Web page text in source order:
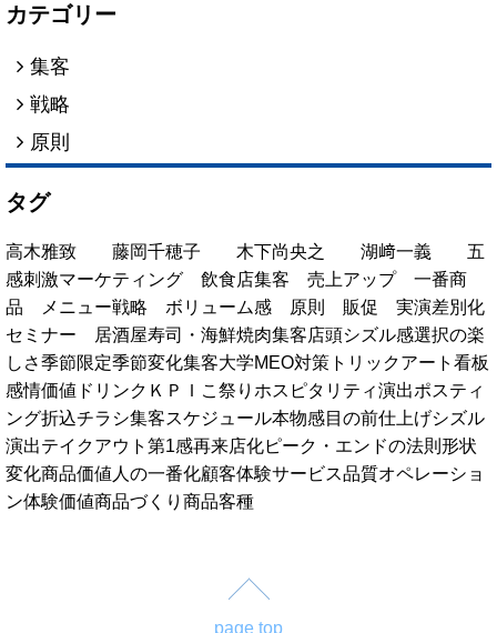
カテゴリー
集客
戦略
原則
タグ
高木雅致 藤岡千穂子 木下尚央之 湖﨑一義 五
感刺激マーケティング 飲食店集客 売上アップ 一番商
品
メニュー戦略 ボリューム感 原則 販促 実演差別化
セミナー
居酒屋寿司・海鮮焼肉集客店頭シズル感選択の楽
しさ季節限定季節変化集客大学MEO対策 トリックアート看板
感情価値 ドリンク ＫＰＩ こ祭り ホスピタリティ演出ポスティ
ング折込チラシ集客スケジュール本物感目の前仕上げシズル
演出テイクアウト 第1感再来店化ピーク・エンドの法則 形状
変化商品価値 人の一番化顧客体験サービス品質オペレーショ
ン体験価値商品づくり 商品客種
page top